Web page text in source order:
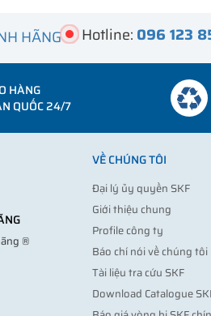
HÃNG Hotline: 096 123
HÀNG
QUỐC 24/7
®
VỀ CHÚNG TÔI
Đại lý ủy quyền SKF
Giới thiệu chung
Profile công ty
Báo chí nói về chúng tôi
Tài liệu tra cứu SKF
Download Catalogue